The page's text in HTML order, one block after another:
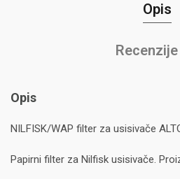
Opis
Opis
NILFISK/WAP filter za usisivače
Papirni filter za Nilfisk usisivače.